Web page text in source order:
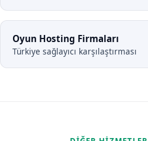
Oyun Hosting Firmaları
Türkiye sağlayıcı karşılaştırması